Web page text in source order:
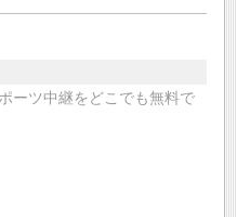
ーツ中継をどこでも無料で